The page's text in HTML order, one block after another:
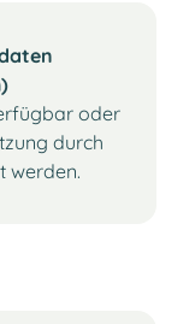
oder
durch
werden.